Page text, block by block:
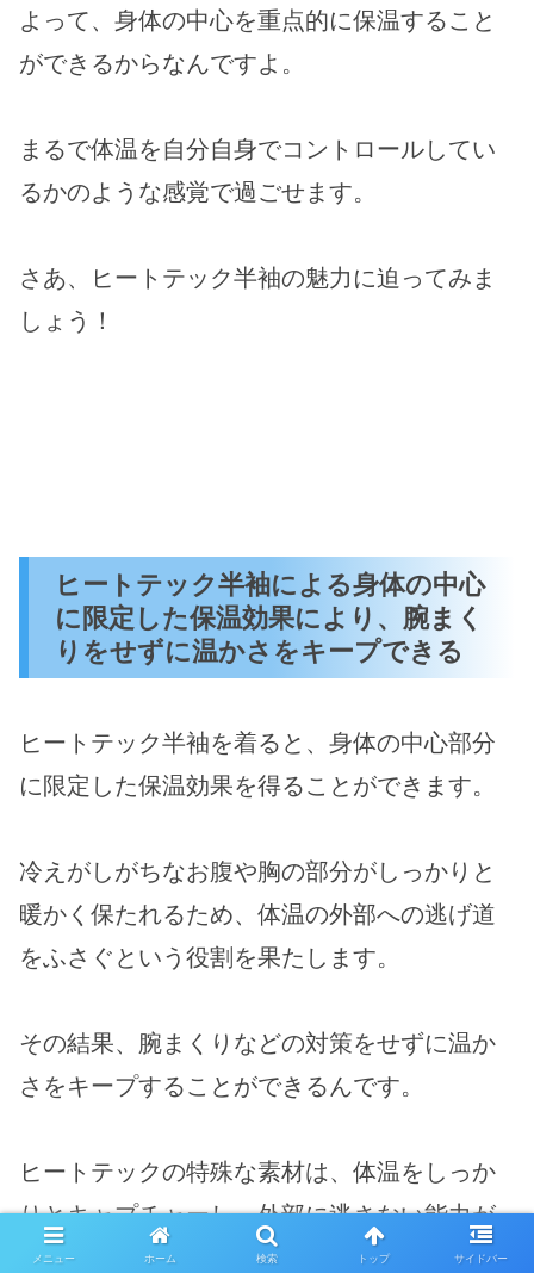
よって、身体の中心を重点的に保温すること
ができるからなんですよ。
まるで体温を自分自身でコントロールしてい
るかのような感覚で過ごせます。
さあ、ヒートテック半袖の魅力に迫ってみま
しょう！
ヒートテック半袖による身体の中心
に限定した保温効果により、腕まく
りをせずに温かさをキープできる
ヒートテック半袖を着ると、身体の中心部分
に限定した保温効果を得ることができます。
冷えがしがちなお腹や胸の部分がしっかりと
暖かく保たれるため、体温の外部への逃げ道
をふさぐという役割を果たします。
その結果、腕まくりなどの対策をせずに温か
さをキープすることができるんです。
ヒートテックの特殊な素材は、体温をしっか
りとキャプチャーし、外部に逃さない能力が
あります。
メニュー ホーム 検索 トップ サイドバー